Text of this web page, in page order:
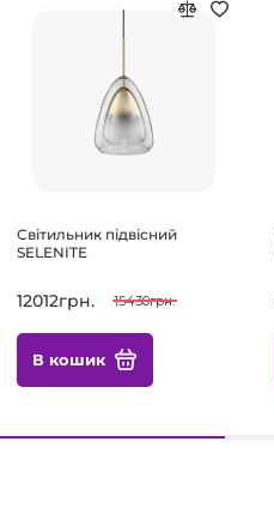
Світильник підвісний
SELENITE
12012грн. 15430грн.
В кошик